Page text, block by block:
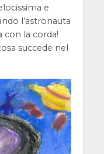
e
l’astronauta
con la corda!
succede nel